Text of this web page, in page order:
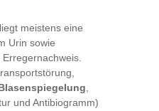
meistens eine
Urin sowie
und Antibiogramm)